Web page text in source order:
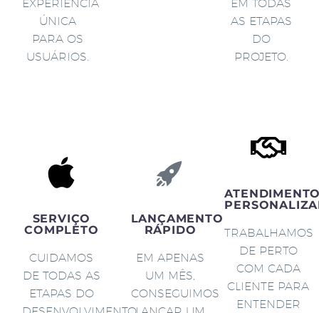
EXPERIÊNCIA
ÚNICA
PARA OS
USUÁRIOS.
EM TODAS
AS ETAPAS
DO
PROJETO.
SERVIÇO
COMPLETO
CUIDAMOS
DE TODAS AS
ETAPAS DO
LANÇAMENTO
RÁPIDO
EM APENAS
UM MÊS,
CONSEGUIMOS
TRABALHAMOS
DE PERTO
COM CADA
CLIENTE PARA
ENTENDER